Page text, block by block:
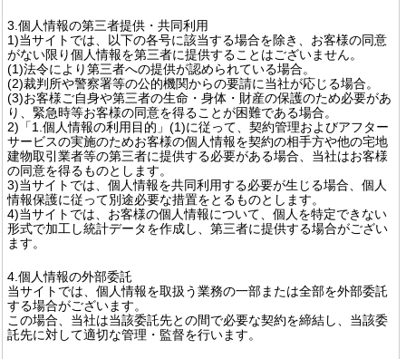
3.個人情報の第三者提供・共同利用
1)当サイトでは、以下の各号に該当する場合を除き、お客様の同意
がない限り個人情報を第三者に提供することはございません。
(1)法令により第三者への提供が認められている場合。
(2)裁判所や警察署等の公的機関からの要請に当社が応じる場合。
(3)お客様ご自身や第三者の生命・身体・財産の保護のため必要があ
り、緊急時等お客様の同意を得ることが困難である場合。
2)「1.個人情報の利用目的」(1)に従って、契約管理およびアフター
サービスの実施のためお客様の個人情報を契約の相手方や他の宅地
建物取引業者等の第三者に提供する必要がある場合、当社はお客様
の同意を得るものとします。
3)当サイトでは、個人情報を共同利用する必要が生じる場合、個人
情報保護に従って別途必要な措置をとるものとします。
4)当サイトでは、お客様の個人情報について、個人を特定できない
形式で加工し統計データを作成し、第三者に提供する場合がござい
ます。
4.個人情報の外部委託
当サイトでは、個人情報を取扱う業務の一部または全部を外部委託
する場合がございます。
この場合、当社は当該委託先との間で必要な契約を締結し、当該委
託先に対して適切な管理・監督を行います。